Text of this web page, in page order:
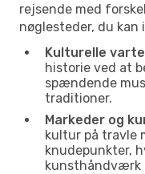
rejsende med
nøglesteder, du kan
Kulturelle
historie ved at
spændende
traditioner.
Markeder og
kultur på travle
knudepunkter,
kunsthåndværk